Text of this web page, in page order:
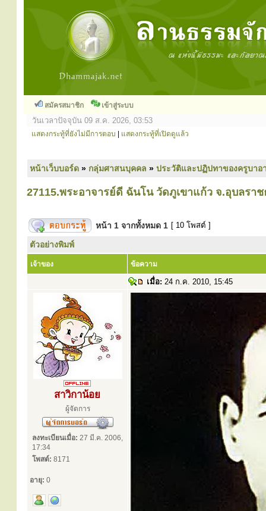
สมัครสมาชิก เข้าสู่ระบบ
วันเวลาปัจจุบัน 09 ส.ค. 2026, 03:53
แสดงกระทู้ที่ยังไม่มีการตอบ แสดงกระทู้ที่เปิดดูแล้ว
หน้าเว็บบอร์ด » กลุ่มศาสนบุคคล » ประวัติและปฏิปทาของครูบาอ
27115.พระอาจารย์ดี ฉันโน วัดภูเขาแก้ว จ.อุบลรา
หน้า 1 จากทั้งหมด 1 [ 10 โพสต์ ]
ตัวอย่างพิมพ์
เจ้าของ ข้อความ
เมื่อ: 24 ก.ค. 2010, 15:45
สาวิกาน้อย
ผู้จัดการ
ลงทะเบียนเมื่อ: 27 มี.ค. 2006,
17:34
โพสต์: 8171
อายุ: 0